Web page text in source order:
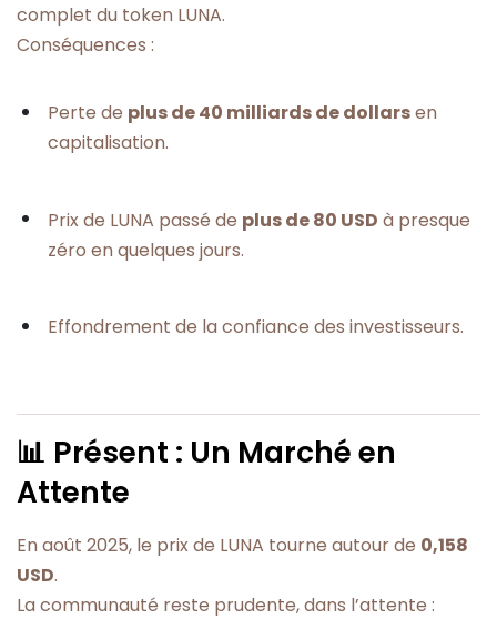
complet du token LUNA.
Conséquences :
Perte de plus de 40 milliards de dollarsen
capitalisation.
Prix de LUNA passé de plus de 80 USD à presque
zéro en quelques jours.
Effondrement de la confiance des investisseurs.
📊 Présent : Un Marché en
Attente
En août 2025, le prix de LUNA tourne autour de 0,158
USD.
La communauté reste prudente, dans l’attente :